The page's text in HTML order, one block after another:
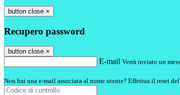
button close ×
Recupero password
button close ×
E-mail Verrà inviato un
Non hai una e-mail associata al nome utente? Effettua il reset